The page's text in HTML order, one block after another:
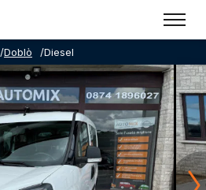
/Doblò /Diesel